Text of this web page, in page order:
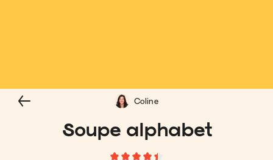
Soupe alphabet
Coline